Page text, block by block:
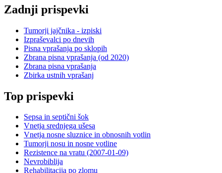
Zadnji prispevki
Tumorji jajčnika - izpiski
Izpraševalci po dnevih
Pisna vprašanja po sklopih
Zbrana pisna vprašanja (od 2020)
Zbrana pisna vprašanja
Zbirka ustnih vprašanj
Top prispevki
Sepsa in septični šok
Vnetja srednjega ušesa
Vnetja nosne sluznice in obnosnih votlin
Tumorji nosu in nosne votline
Rezistence na vratu (2007-01-09)
Nevrobiblija
Rehabilitacija po zlomu